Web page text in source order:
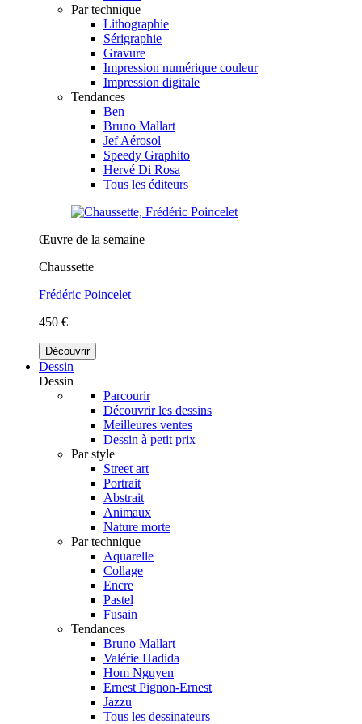
Par technique
Lithographie
Sérigraphie
Gravure
Impression numérique couleur
Impression digitale
Tendances
Ben
Bruno Mallart
Jef Aérosol
Speedy Graphito
Hervé Di Rosa
Tous les éditeurs
Œuvre de la semaine
Chaussette
Frédéric Poincelet
450 €
Découvrir
Dessin
Dessin
Parcourir
Découvrir les dessins
Meilleures ventes
Dessin à petit prix
Par style
Street art
Portrait
Abstrait
Animaux
Nature morte
Par technique
Aquarelle
Collage
Encre
Pastel
Fusain
Tendances
Bruno Mallart
Valérie Hadida
Hom Nguyen
Ernest Pignon-Ernest
Jazzu
Tous les dessinateurs